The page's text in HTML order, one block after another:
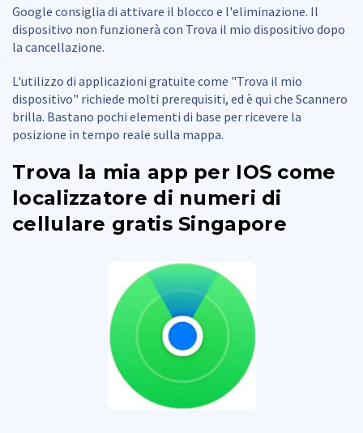
Google consiglia di attivare il blocco e l'eliminazione. Il
dispositivo non funzionerà con Trova il mio dispositivo dopo
la cancellazione.
L'utilizzo di applicazioni gratuite come "Trova il mio
dispositivo" richiede molti prerequisiti, ed è qui che Scannero
brilla. Bastano pochi elementi di base per ricevere la
posizione in tempo reale sulla mappa.
Trova la mia app per IOS come
localizzatore di numeri di
cellulare gratis Singapore